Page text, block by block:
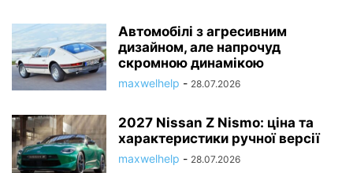
Автомобілі з агресивним
дизайном, але напрочуд
скромною динамікою
maxwelhelp - 28.07.2026
2027 Nissan Z Nismo: ціна та
характеристики ручної версії
maxwelhelp - 28.07.2026